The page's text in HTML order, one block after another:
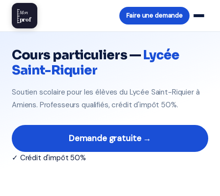
Mon
prof Faire une demande
Cours particuliers —Lycée
Saint-Riquier
Soutien scolaire pour les élèves du Lycée Saint-Riquier à
Amiens. Professeurs qualifiés, crédit d'impôt 50%.
Demande gratuite →
✓ Crédit d'impôt 50%